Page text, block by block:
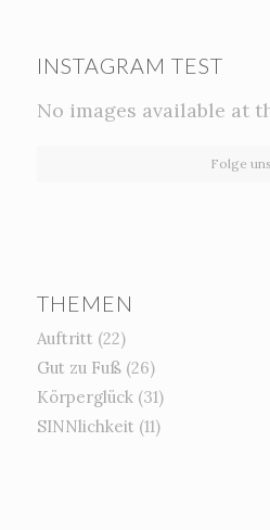
INSTAGRAM TEST
No images available at
Folge
THEMEN
Auftritt (22)
Gut zu Fuß(26)
Körperglück(31)
SINNlichkeit (11)